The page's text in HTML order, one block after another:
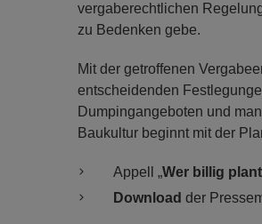
vergaberechtlichen
zu Bedenken gebe.
Mit der getroffenen
entscheidenden
Dumpingangeboten und
Baukultur beginnt mit der
Appell „Wer billig
Download der